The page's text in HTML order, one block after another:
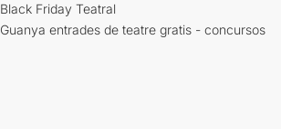
Black Friday Teatral
Guanya entrades de teatre gratis - concursos